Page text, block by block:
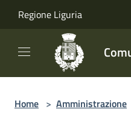
Regione Liguria
Home > Amministrazione